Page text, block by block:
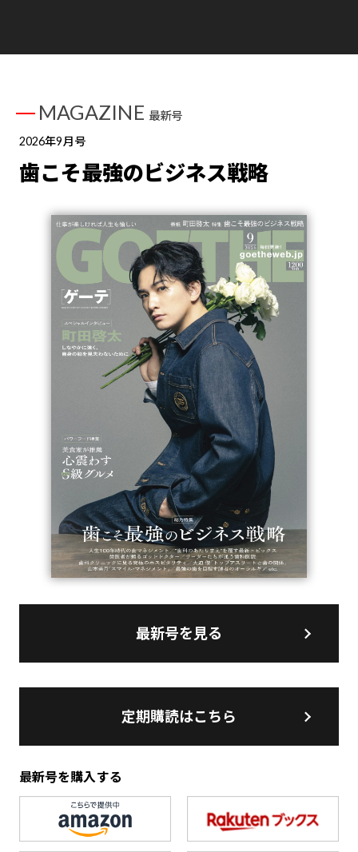
MAGAZINE 最新号
2026年9月号
歯こそ最強のビジネス戦略
最新号を見る
定期購読はこちら
最新号を購入する